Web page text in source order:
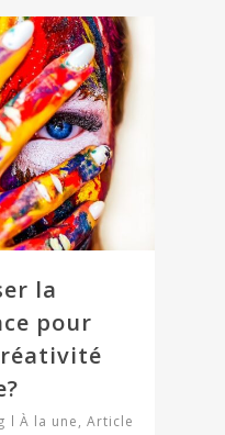
la
pour
À la une, Article